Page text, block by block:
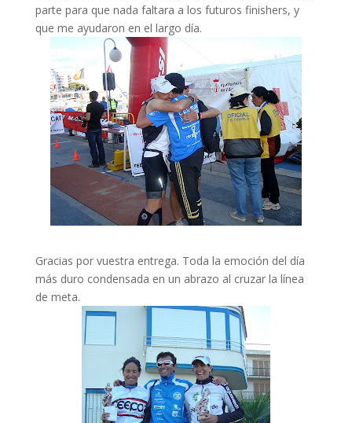
parte para que nada faltara a los futuros finishers, y
que me ayudaron en el largo día.
Gracias por vuestra entrega. Toda la emoción del día
más duro condensada en un abrazo al cruzar la línea
de meta.